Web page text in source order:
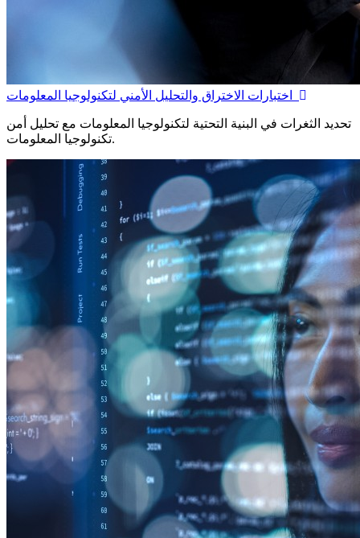
تحديد الثغرات في البنية التحتية لتكنولوجيا المعلومات مع تحليل أمن
تكنولوجيا المعلومات.